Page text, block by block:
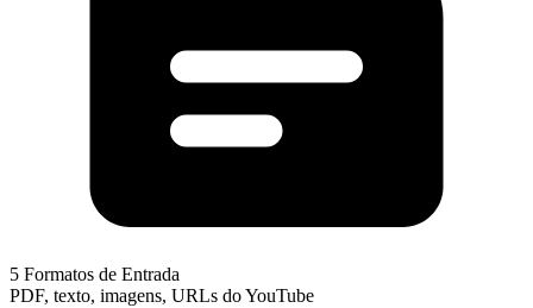
5 Formatos de Entrada
PDF, texto, imagens, URLs do YouTube